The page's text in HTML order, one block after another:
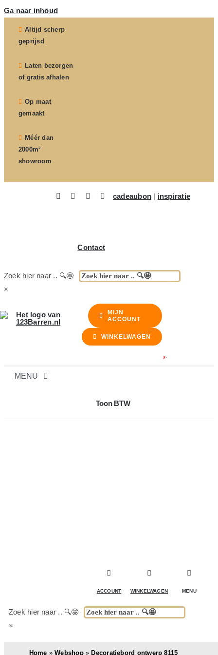
Ga naar inhoud
Altijd scherp
geprijsd
Laten bezorgen
of gratis afhalen
Op maat
gemaakt
Méér dan
2000m²
showroom
cadeaubon | inspiratie
Contact
Zoek hier naar .. 🔍🤩
×
MIJN
ACCOUNT
WINKELWAGEN
MENU
Toon BTW
ACCOUNT WINKELWAGEN MENU
Zoek hier naar .. 🔍🤩
×
Home »Webshop» Decoratiebord ontwerp 8115